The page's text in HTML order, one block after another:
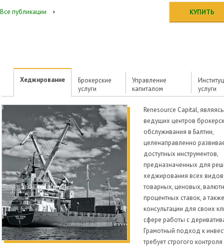
Все публикации КУПИТЬ
Хеджирование
Брокерские
услуги
Управление
капиталом
услуги
Renesource Capital,
ведущих центров
обслуживания в Балтии,
целенаправленно
доступных инструментов,
предназначенных для
хеджирования всех видов
товарных, ценовых,
процентных ставок, а
консультации для своих
сфере работы с
Грамотный подход к
требует строгого